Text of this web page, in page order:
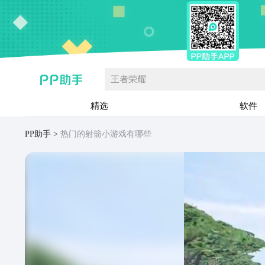
王者荣耀
精选 软件
PP助手 热门的射箭小游戏有哪些